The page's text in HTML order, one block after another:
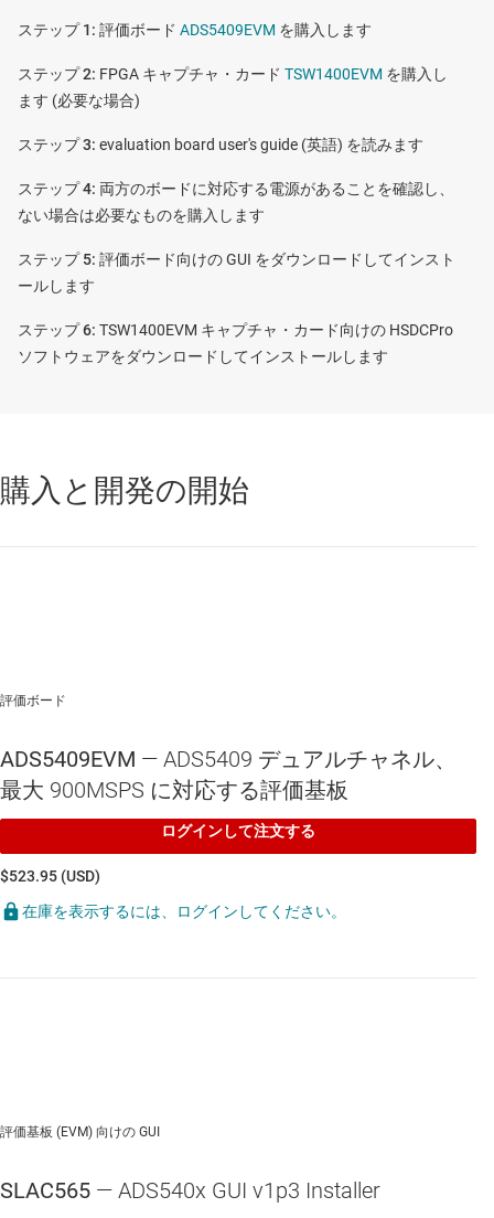
評価ボード ADS5409EVM を購入します
FPGA キャプチャ・カード TSW1400EVM を購入し
ます (必要な場合)
evaluation board user's guide (英語) を読みます
両方のボードに対応する電源があることを確認し、
ない場合は必要なものを購入します
評価ボード向けの GUI をダウンロードしてインスト
ールします
TSW1400EVM キャプチャ・カード向けの HSDCPro
ソフトウェアをダウンロードしてインストールします
購入と開発の開始
評価ボード
ADS5409EVM — ADS5409 デュアルチャネル、
最大 900MSPS に対応する評価基板
ログインして注文する
$523.95 (USD)
在庫を表示するには、ログインしてください。
評価基板 (EVM) 向けの GUI
SLAC565 — ADS540x GUI v1p3 Installer